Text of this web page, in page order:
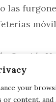
your
or content, and
las
Comida
furgonetas
vender